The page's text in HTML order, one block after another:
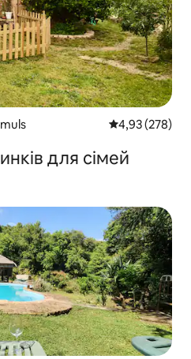
Середня
4,93 (278)
для сімей